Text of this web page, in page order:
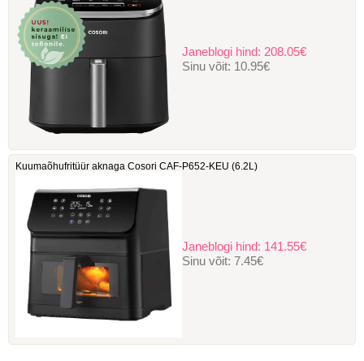
Janeblogi hind: 208.05€
Sinu võit: 10.95€
Kuumaõhufritüür aknaga Cosori ‎CAF-P652-KEU (6.2L)
Janeblogi hind: 141.55€
Sinu võit: 7.45€